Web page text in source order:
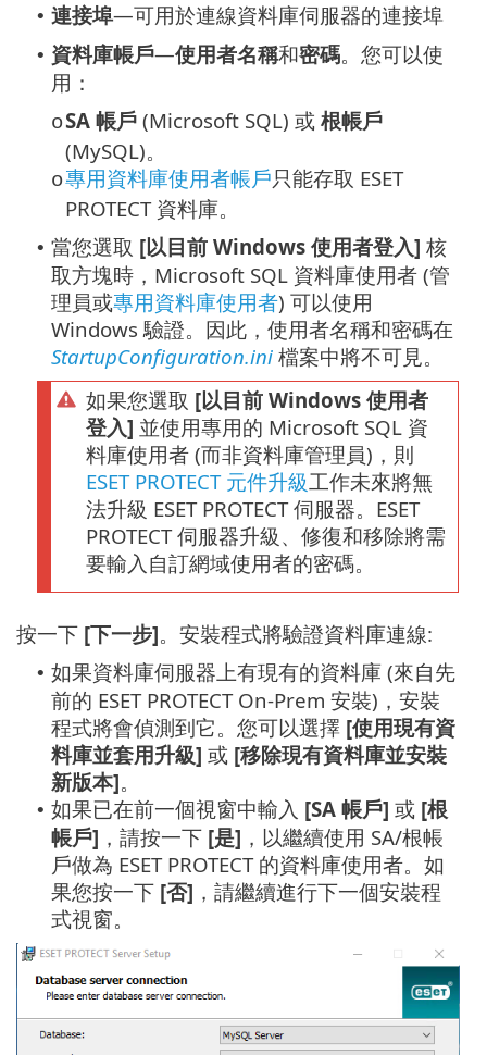
• 連接埠—可用於連線資料庫伺服器的連接埠
• 資料庫帳戶—使用者名稱和密碼。您可以使
用：
oSA 帳戶 (Microsoft SQL) 或 根帳戶
(MySQL)。
o專用資料庫使用者帳戶只能存取 ESET
PROTECT 資料庫。
• 當您選取 [以目前 Windows 使用者登入] 核
取方塊時，Microsoft SQL 資料庫使用者 (管
理員或專用資料庫使用者) 可以使用
Windows 驗證。因此，使用者名稱和密碼在
StartupConfiguration.ini 檔案中將不可見。
如果您選取 [以目前 Windows 使用者
登入] 並使用專用的 Microsoft SQL 資
料庫使用者 (而非資料庫管理員)，則
ESET PROTECT 元件升級工作未來將無
法升級 ESET PROTECT 伺服器。ESET
PROTECT 伺服器升級、修復和移除將需
要輸入自訂網域使用者的密碼。
按一下 [下一步]。安裝程式將驗證資料庫連線:
• 如果資料庫伺服器上有現有的資料庫 (來自先
前的 ESET PROTECT On-Prem 安裝)，安裝
程式將會偵測到它。您可以選擇 [使用現有資
料庫並套用升級] 或 [移除現有資料庫並安裝
新版本]。
• 如果已在前一個視窗中輸入 [SA 帳戶] 或 [根
帳戶] ，請按一下 [是] ，以繼續使用 SA/根帳
戶做為 ESET PROTECT 的資料庫使用者。如
果您按一下 [否] ，請繼續進行下一個安裝程
式視窗。